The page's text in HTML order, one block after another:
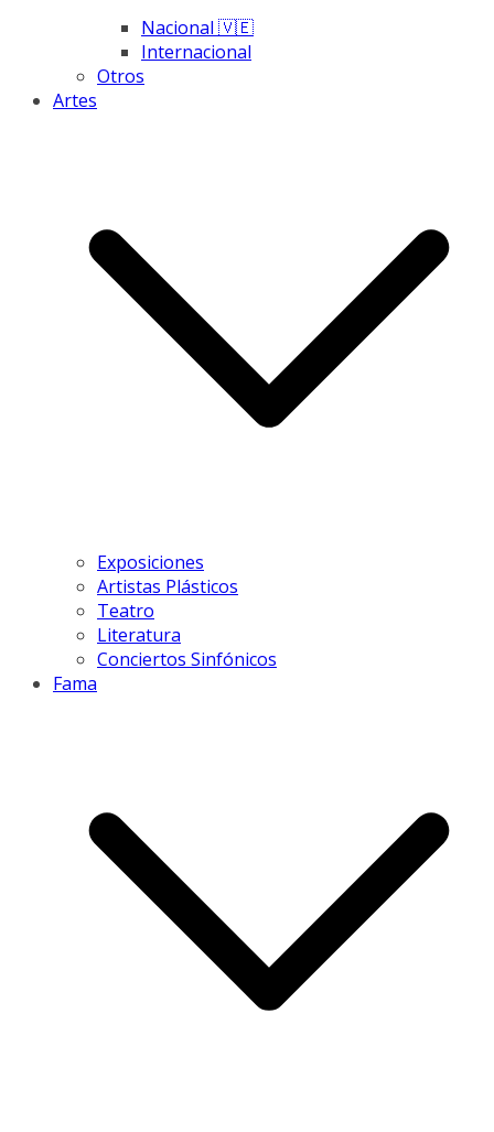
Nacional 🇻🇪
Internacional
Otros
Artes
Exposiciones
Artistas Plásticos
Teatro
Literatura
Conciertos Sinfónicos
Fama